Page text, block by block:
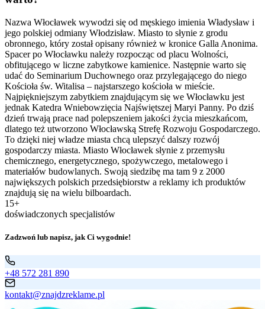
Nazwa Włocławek wywodzi się od męskiego imienia Władysław i
jego polskiej odmiany Włodzisław. Miasto to słynie z grodu
obronnego, który został opisany również w kronice Galla Anonima.
Spacer po Włocławku należy rozpocząc od placu Wolności,
obfitującego w liczne zabytkowe kamienice. Następnie warto się
udać do Seminarium Duchownego oraz przylegającego do niego
Kościoła św. Witalisa – najstarszego kościoła w mieście.
Najpiękniejszym zabytkiem znajdującym się we Włocławku jest
jednak Katedra Wniebowzięcia Najświętszej Maryi Panny. Po dziś
dzień trwają prace nad polepszeniem jakości życia mieszkańcom,
dlatego też utworzono Włocławską Strefę Rozwoju Gospodarczego.
To dzięki niej władze miasta chcą ulepszyć dalszy rozwój
gospodarczy miasta. Miasto Włocławek słynie z przemysłu
chemicznego, energetycznego, spożywczego, metalowego i
materiałów budowlanych. Swoją siedzibę ma tam 9 z 2000
największych polskich przedsiębiorstw a reklamy ich produktów
znajdują się na wielu bilboardach.
15+
doświadczonych specjalistów
Zadzwoń lub napisz, jak Ci wygodnie!
+48 572 281 890
kontakt@znajdzreklame.pl